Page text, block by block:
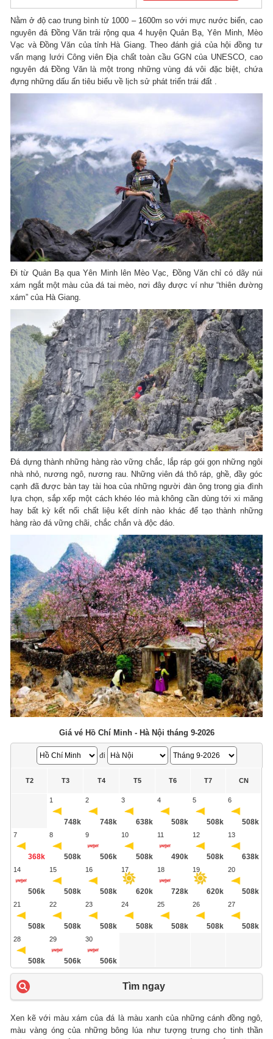
Nằm ở độ cao trung bình từ 1000 – 1600m so với mực nước biển, cao
nguyên đá Đồng Văn trải rộng qua 4 huyện Quản Bạ, Yên Minh, Mèo
Vạc và Đồng Văn của tỉnh Hà Giang. Theo đánh giá của hội đồng tư
vấn mạng lưới Công viên Địa chất toàn cầu GGN của UNESCO, cao
nguyên đá Đồng Văn là một trong những vùng đá vôi đặc biệt, chứa
đựng những dấu ấn tiêu biểu về lịch sử phát triển trái đất .
Đi từ Quản Bạ qua Yên Minh lên Mèo Vạc, Đồng Văn chỉ có dãy núi
xám ngắt một màu của đá tai mèo, nơi đây được ví như “thiên đường
xám” của Hà Giang.
Đá dựng thành những hàng rào vững chắc, lắp ráp gói gọn những ngôi
nhà nhỏ, nương ngô, nương rau. Những viên đá thô ráp, ghề, đầy góc
cạnh đã được bàn tay tài hoa của những người đàn ông trong gia đình
lựa chọn, sắp xếp một cách khéo léo mà không cần dùng tới xi măng
hay bất kỳ kết nối chất liệu kết dính nào khác để tạo thành những
hàng rào đá vững chãi, chắc chắn và độc đáo.
Giá vé Hồ Chí Minh - Hà Nội tháng 9-2026
đi
T2 T3 T4 T5 T6 T7 CN
1
748k
2
748k
3
638k
4
508k
5
508k
6
508k
7
368k
8
508k
9
506k
10
508k
11
490k
12
508k
13
638k
14
506k
15
508k
16
508k
17
620k
18
728k
19
620k
20
508k
21
508k
22
508k
23
508k
24
508k
25
508k
26
508k
27
508k
28
508k
29
506k
30
506k
Tìm ngay
Xen kẽ với màu xám của đá là màu xanh của những cánh đồng ngô,
màu vàng óng của những bông lúa như tượng trưng cho tinh thần